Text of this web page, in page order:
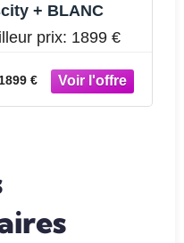
+ BLANC
prix: 1899 €
1899 €